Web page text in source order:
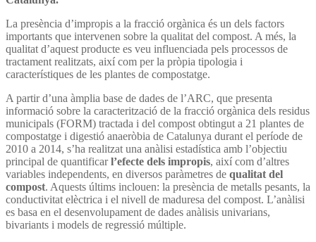
La presència d’impropis a la fracció orgànica és un dels factors
importants que intervenen sobre la qualitat del compost. A més, la
qualitat d’aquest producte es veu influenciada pels processos de
tractament realitzats, així com per la pròpia tipologia i
característiques de les plantes de compostatge.
A partir d’una àmplia base de dades de l’ARC, que presenta
informació sobre la caracterització de la fracció orgànica dels residus
municipals (FORM) tractada i del compost obtingut a 21 plantes de
compostatge i digestió anaeròbia de Catalunya durant el període de
2010 a 2014, s’ha realitzat una anàlisi estadística amb l’objectiu
principal de quantificarl’efecte dels impropis, així com d’altres
variables independents, en diversos paràmetres de qualitat del
compost. Aquests últims inclouen: la presència de metalls pesants, la
conductivitat elèctrica i el nivell de maduresa del compost. L’anàlisi
es basa en el desenvolupament de dades anàlisis univarians,
bivariants i models de regressió múltiple.